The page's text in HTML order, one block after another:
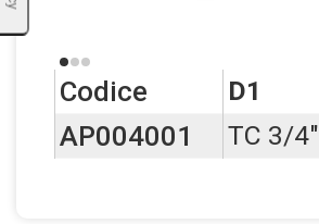
Codice D1
AP004001 TC 3/4"